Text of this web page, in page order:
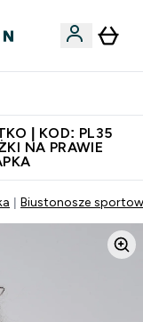
| KOD: PL35
NA PRAWIE
Biustonosze